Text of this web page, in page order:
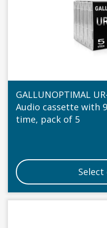
GALLUNOPTIMAL
Audio cassette with
time, pack of 5
This product has